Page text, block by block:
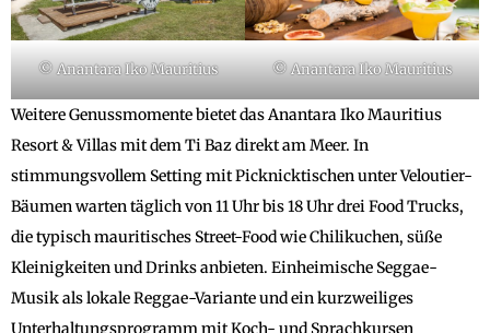
© Anantara Iko Mauritius © Anantara Iko Mauritius
Weitere Genussmomente bietet das Anantara Iko Mauritius
Resort & Villas mit dem Ti Baz direkt am Meer. In
stimmungsvollem Setting mit Picknicktischen unter Veloutier-
Bäumen warten täglich von 11 Uhr bis 18 Uhr drei Food Trucks,
die typisch mauritisches Street-Food wie Chilikuchen, süße
Kleinigkeiten und Drinks anbieten. Einheimische Seggae-
Musik als lokale Reggae-Variante und ein kurzweiliges
Unterhaltungsprogramm mit Koch- und Sprachkursen